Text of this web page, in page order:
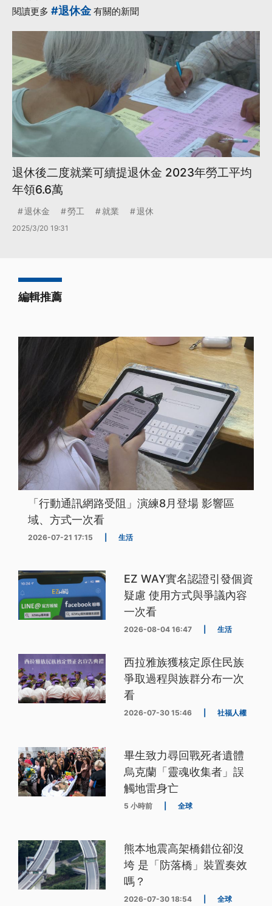
閱讀更多 #退休金有關的新聞
退休後二度就業可續提退休金 2023年勞工平均
年領6.6萬
退休金 勞工 就業 退休
2025/3/20 19:31
編輯推薦
「行動通訊網路受阻」演練8月登場 影響區
域、方式一次看
2026-07-21 17:15 生活
EZ WAY實名認證引發個資
疑慮 使用方式與爭議內容
一次看
2026-08-04 16:47 生活
西拉雅族獲核定原住民族
爭取過程與族群分布一次
看
2026-07-30 15:46 社福人權
畢生致力尋回戰死者遺體
烏克蘭「靈魂收集者」誤
觸地雷身亡
5 小時前 全球
熊本地震高架橋錯位卻沒
垮 是「防落橋」裝置奏效
嗎？
2026-07-30 18:54 全球